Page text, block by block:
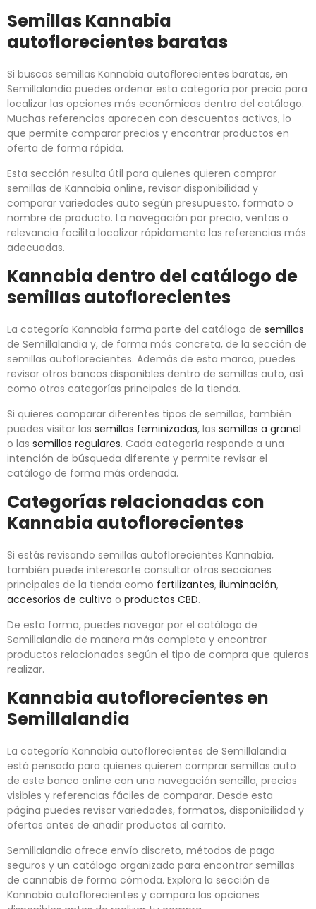
Semillas Kannabia
autoflorecientes baratas
Si buscas semillas Kannabia autoflorecientes baratas, en
Semillalandia puedes ordenar esta categoría por precio para
localizar las opciones más económicas dentro del catálogo.
Muchas referencias aparecen con descuentos activos, lo
que permite comparar precios y encontrar productos en
oferta de forma rápida.
Esta sección resulta útil para quienes quieren comprar
semillas de Kannabia online, revisar disponibilidad y
comparar variedades auto según presupuesto, formato o
nombre de producto. La navegación por precio, ventas o
relevancia facilita localizar rápidamente las referencias más
adecuadas.
Kannabia dentro del catálogo de
semillas autoflorecientes
La categoría Kannabia forma parte del catálogo de semillas
de Semillalandia y, de forma más concreta, de la sección de
semillas autoflorecientes. Además de esta marca, puedes
revisar otros bancos disponibles dentro de semillas auto, así
como otras categorías principales de la tienda.
Si quieres comparar diferentes tipos de semillas, también
puedes visitar las semillas feminizadas, las semillas a granel
o las semillas regulares. Cada categoría responde a una
intención de búsqueda diferente y permite revisar el
catálogo de forma más ordenada.
Categorías relacionadas con
Kannabia autoflorecientes
Si estás revisando semillas autoflorecientes Kannabia,
también puede interesarte consultar otras secciones
principales de la tienda como fertilizantes, iluminación,
accesorios de cultivo o productos CBD.
De esta forma, puedes navegar por el catálogo de
Semillalandia de manera más completa y encontrar
productos relacionados según el tipo de compra que quieras
realizar.
Kannabia autoflorecientes en
Semillalandia
La categoría Kannabia autoflorecientes de Semillalandia
está pensada para quienes quieren comprar semillas auto
de este banco online con una navegación sencilla, precios
visibles y referencias fáciles de comparar. Desde esta
página puedes revisar variedades, formatos, disponibilidad y
ofertas antes de añadir productos al carrito.
Semillalandia ofrece envío discreto, métodos de pago
seguros y un catálogo organizado para encontrar semillas
de cannabis de forma cómoda. Explora la sección de
Kannabia autoflorecientes y compara las opciones